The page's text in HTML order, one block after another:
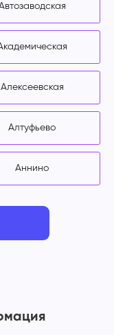
Алексеевская
Алтуфьево
Аннино